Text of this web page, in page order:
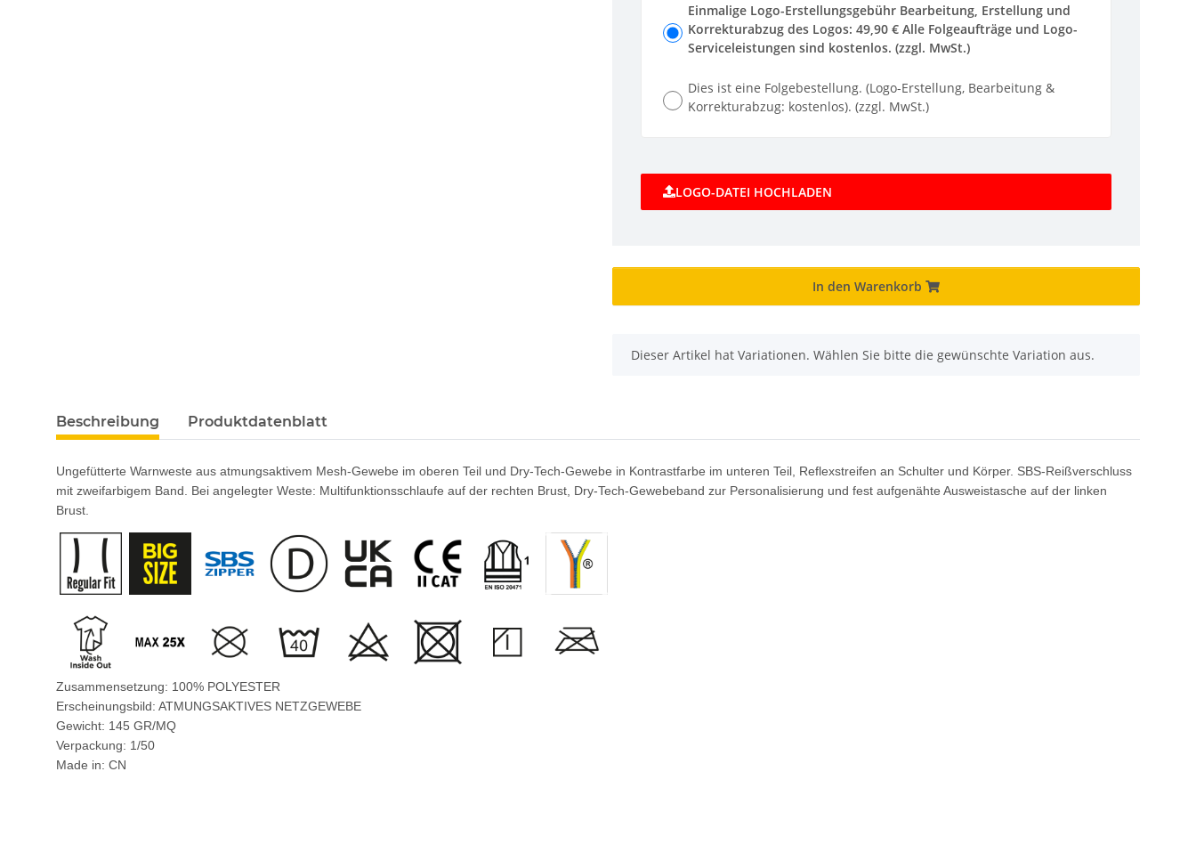
Einmalige Logo-Erstellungsgebühr Bearbeitung, Erstellung und
Korrekturabzug des Logos: 49,90 € Alle Folgeaufträge und Logo-
Serviceleistungen sind kostenlos. (zzgl. MwSt.)
Dies ist eine Folgebestellung. (Logo-Erstellung, Bearbeitung &
Korrekturabzug: kostenlos). (zzgl. MwSt.)
LOGO-DATEI HOCHLADEN
In den Warenkorb
x
Dieser Artikel hat Variationen. Wählen Sie bitte die gewünschte Variation aus.
Beschreibung Produktdatenblatt
Ungefütterte Warnweste aus atmungsaktivem Mesh-Gewebe im oberen Teil und Dry-Tech-Gewebe in Kontrastfarbe im unteren Teil, Reflexstreifen an Schulter und Körper. SBS-Reißverschluss
mit zweifarbigem Band. Bei angelegter Weste: Multifunktionsschlaufe auf der rechten Brust, Dry-Tech-Gewebeband zur Personalisierung und fest aufgenähte Ausweistasche auf der linken
Brust.
Zusammensetzung: 100% POLYESTER
Erscheinungsbild: ATMUNGSAKTIVES NETZGEWEBE
Gewicht: 145 GR/MQ
Verpackung: 1/50
Made in: CN